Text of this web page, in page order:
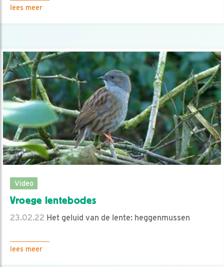
lees meer
Video
Vroege lentebodes
23.02.22 Het geluid van de lente: heggenmussen
lees meer